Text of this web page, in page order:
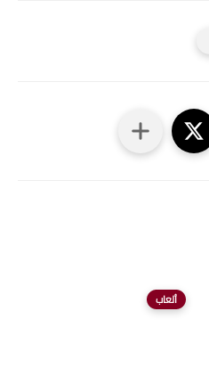
ألعاب